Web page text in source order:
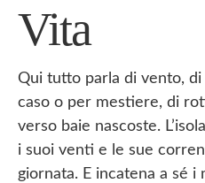
Vita
Qui tutto parla di vento,
caso o per mestiere, di
verso baie nascoste.
i suoi venti e le sue
giornata. E incatena a sé